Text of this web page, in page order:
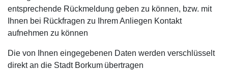
entsprechende Rückmeldung geben zu können, bzw. mit
Ihnen bei Rückfragen zu Ihrem Anliegen Kontakt
aufnehmen zu können
Die von Ihnen eingegebenen Daten werden verschlüsselt
direkt an die Stadt Borkum übertragen